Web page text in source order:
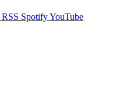
RSS SpotifyYouTube